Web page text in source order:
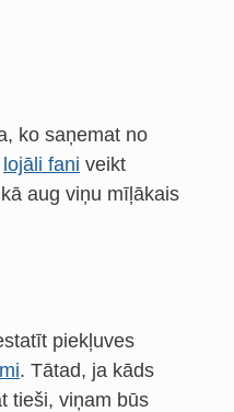
ko saņemat no
lojāli fani veikt
aug viņu mīļākais
piekļuves
. Tātad, ja kāds
tieši, viņam būs